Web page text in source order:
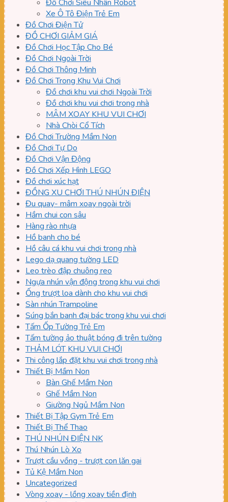
Đồ Chơi Siêu Nhân Robot
Xe Ô Tô Điện Trẻ Em
Đồ Chơi Điện Tử
ĐỒ CHƠI GIẢM GIÁ
Đồ Chơi Học Tập Cho Bé
Đồ Chơi Ngoài Trời
Đồ Chơi Thông Minh
Đồ Chơi Trong Khu Vui Chơi
Đồ chơi khu vui chơi Ngoài Trời
Đồ chơi khu vui chơi trong nhà
MÂM XOAY KHU VUI CHƠI
Nhà Chòi Cổ Tích
Đồ Chơi Trường Mầm Non
Đồ Chơi Tự Do
Đồ Chơi Vận Động
Đồ Chơi Xếp Hình LEGO
Đồ chơi xúc hạt
ĐỒNG XU CHƠI THÚ NHÚN ĐIỆN
Đu quay- mâm xoay ngoài trời
Hầm chui con sâu
Hàng rào nhựa
Hồ banh cho bé
Hồ câu cá khu vui chơi trong nhà
Lego dạ quang tường LED
Leo trèo đập chuông reo
Ngựa nhún vận động trong khu vui chơi
Ống trượt loa dành cho khu vui chơi
Sàn nhún Trampoline
Súng bắn banh đại bác trong khu vui chơi
Tấm Ốp Tường Trẻ Em
Tấm tường ảo thuật bóng đi trên tường
THẢM LÓT KHU VUI CHƠI
Thi công lắp đặt khu vui chơi trong nhà
Thiết Bị Mầm Non
Bàn Ghế Mầm Non
Ghế Mầm Non
Giường Ngủ Mầm Non
Thiết Bị Tập Gym Trẻ Em
Thiết Bị Thể Thao
THÚ NHÚN ĐIỆN NK
Thú Nhún Lò Xo
Trượt cầu vồng - trượt con lăn gai
Tủ Kệ Mầm Non
Uncategorized
Vòng xoay - lồng xoay tiền định